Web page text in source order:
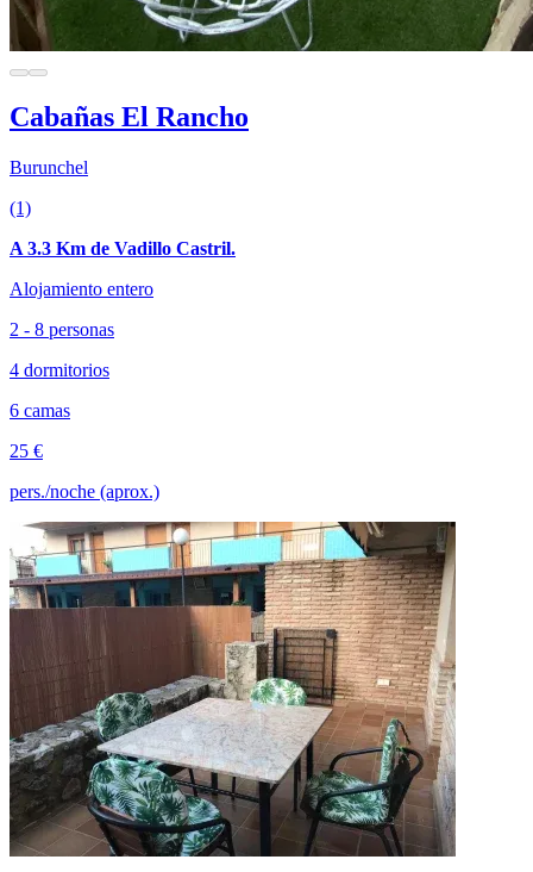
Cabañas El Rancho
Burunchel
(1)
A 3.3 Km de Vadillo Castril.
Alojamiento entero
2 - 8 personas
4 dormitorios
6 camas
25 €
pers./noche (aprox.)